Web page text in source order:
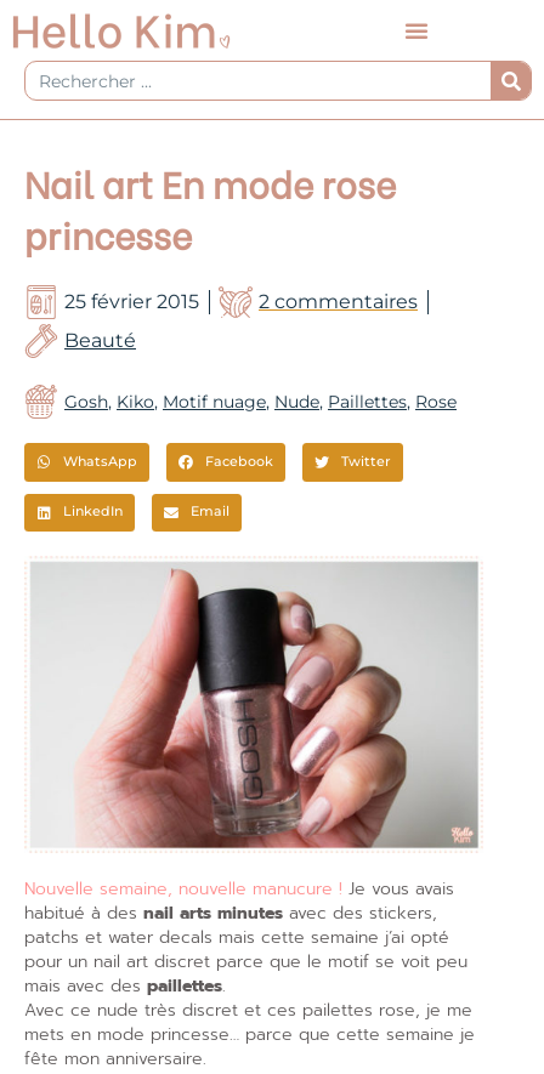
Aller
au
contenu
Rechercher
Nail art En mode rose
princesse
25 février 2015
2 commentaires
Beauté
Gosh, Kiko, Motif nuage, Nude, Paillettes, Rose
WhatsApp Facebook Twitter
LinkedIn Email
Nouvelle semaine, nouvelle manucure ! Je vous avais
habitué à des nail arts minutes avec des stickers,
patchs et water decals mais cette semaine j’ai opté
pour un nail art discret parce que le motif se voit peu
mais avec des paillettes.
Avec ce nude très discret et ces pailettes rose, je me
mets en mode princesse… parce que cette semaine je
fête mon anniversaire.